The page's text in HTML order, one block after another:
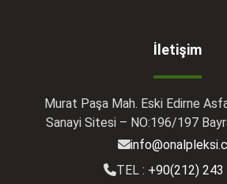
İletişim
Murat Paşa Mah. Eski Edirne
Sanayi Sitesi – NO:196/197
TEL : +90(212) 243